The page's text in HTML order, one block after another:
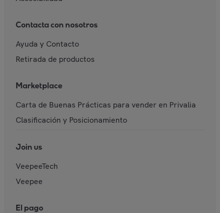
Contacta con nosotros
Ayuda y Contacto
Retirada de productos
Marketplace
Carta de Buenas Prácticas para vender en Privalia
Clasificación y Posicionamiento
Join us
VeepeeTech
Veepee
El pago